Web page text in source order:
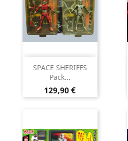
SPACE SHERIFFS
Pack...
Prix
129,90 €